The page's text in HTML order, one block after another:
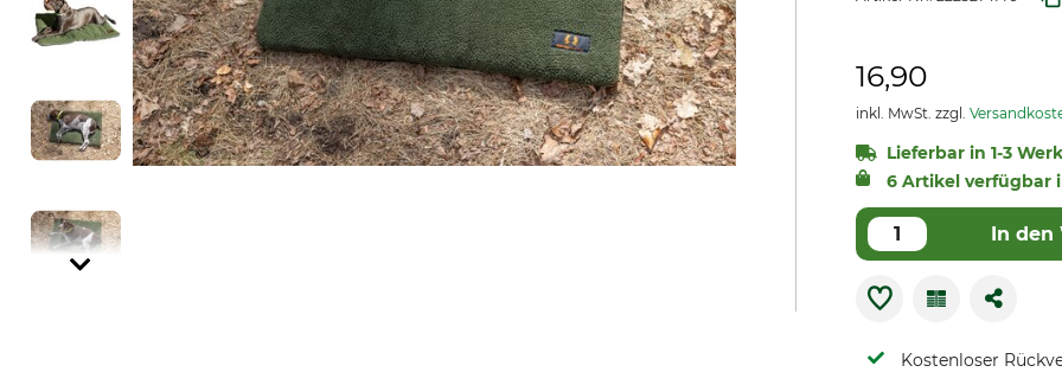
16,90
inkl. MwSt. zzgl.
Lieferbar in 1-3
6 Artikel verfügbar
In den
Kostenloser